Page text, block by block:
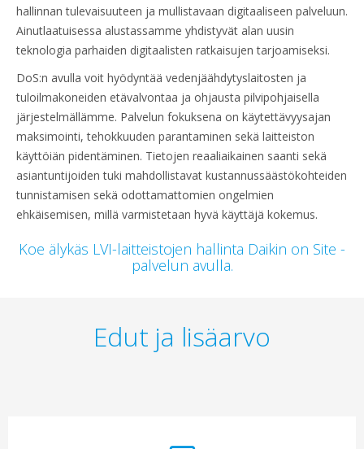
hallinnan tulevaisuuteen ja mullistavaan digitaaliseen palveluun.
Ainutlaatuisessa alustassamme yhdistyvät alan uusin
teknologia parhaiden digitaalisten ratkaisujen tarjoamiseksi.
DoS:n avulla voit hyödyntää vedenjäähdytyslaitosten ja
tuloilmakoneiden etävalvontaa ja ohjausta pilvipohjaisella
järjestelmällämme. Palvelun fokuksena on käytettävyysajan
maksimointi, tehokkuuden parantaminen sekä laitteiston
käyttöiän pidentäminen. Tietojen reaaliaikainen saanti sekä
asiantuntijoiden tuki mahdollistavat kustannussäästökohteiden
tunnistamisen sekä odottamattomien ongelmien
ehkäisemisen, millä varmistetaan hyvä käyttäjä kokemus.
Koe älykäs LVI-laitteistojen hallinta Daikin on Site -
palvelun avulla.
Edut ja lisäarvo